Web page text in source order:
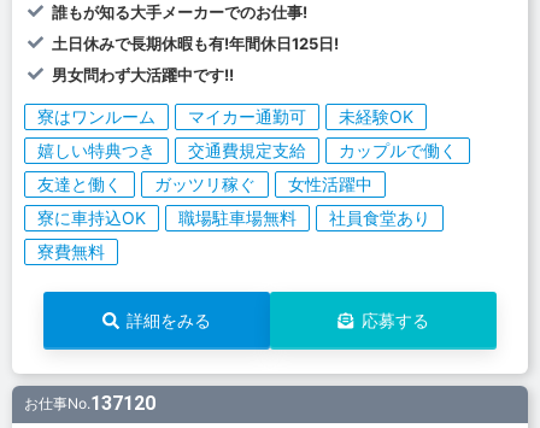
誰もが知る大手メーカーでのお仕事!
土日休みで長期休暇も有!年間休日125日!
男女問わず大活躍中です!!
寮はワンルーム マイカー通勤可
未経験OK
嬉しい特典つき
交通費規定支給
カップルで働く
友達と働く
ガッツリ稼ぐ
女性活躍中
寮に車持込OK
職場駐車場無料
社員食堂あり
寮費無料
詳細をみる 応募する
お仕事No.137120